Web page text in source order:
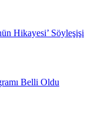
Hikayesi’ Söyleşişi
Belli Oldu